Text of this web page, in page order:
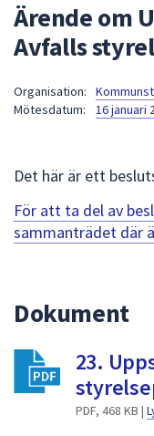
Ärende om
Avfalls
Organisation:
Mötesdatum:
16 januari
Det här är ett
För att ta del av
sammanträdet där
Dokument
23.
PDF, 468 KB |